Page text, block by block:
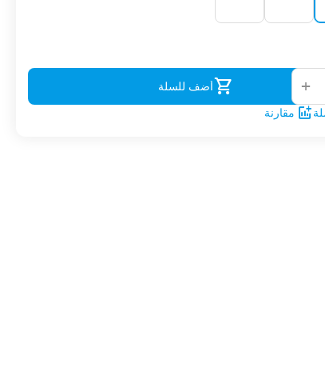
+ أضف للسلة
مقارنة